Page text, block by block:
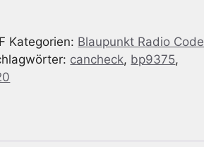
Kategorien: Blaupunkt Radio Code
cancheck, bp9375,